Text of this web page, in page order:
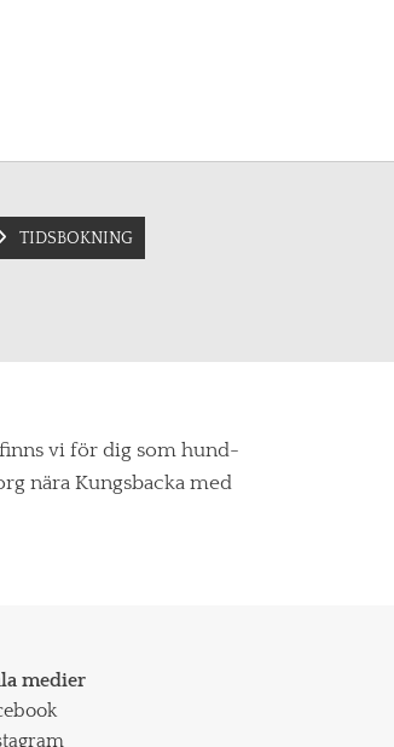
TIDSBOKNING
vi för dig som hund-
nära Kungsbacka med
medier